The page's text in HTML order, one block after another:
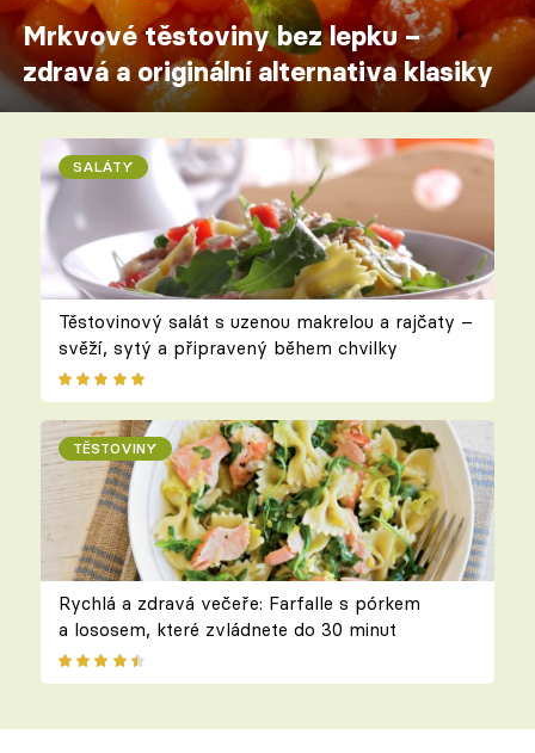
Mrkvové těstoviny bez lepku –
zdravá a originální alternativa klasiky
SALÁTY
Těstovinový salát s uzenou makrelou a rajčaty –
svěží, sytý a připravený během chvilky
TĚSTOVINY
Rychlá a zdravá večeře: Farfalle s pórkem
a lososem, které zvládnete do 30 minut